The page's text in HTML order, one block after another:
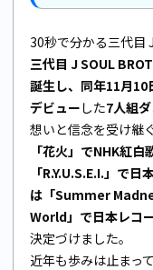
30秒で分かる三代目
三代目 J SOUL
誕生し、同年11月
デビュー した7人組
想いと信念を受け継
「花火」でNHK紅
「R.Y.U.S.E.I.」で
は「Summer
World」で日本レコ
決定づけました。
近年も歩みは止まっ